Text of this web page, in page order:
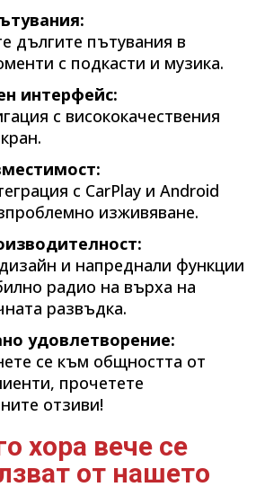
дългите пътувания в
с подкасти и музика.
интерфейс:
с висококачествения
с CarPlay и Android
изживяване.
и напреднали функции
радио на върха на
развъдка.
удовлетворение:
се към общността от
прочетете
отзиви!
хора вече се
от нашето